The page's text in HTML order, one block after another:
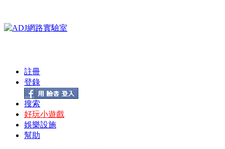
註冊
登錄
搜索
好玩小遊戲
娛樂設施
幫助